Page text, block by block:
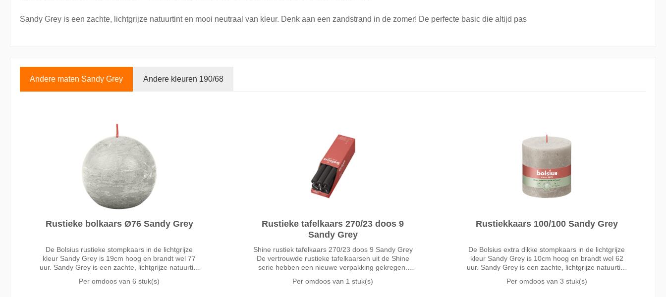
Sandy Grey is een zachte, lichtgrijze natuurtint en mooi neutraal van kleur. Denk aan een zandstrand in de zomer! De perfecte basic die altijd pas
Andere maten Sandy Grey Andere kleuren 190/68
Rustieke bolkaars Ø76 Sandy Grey
De Bolsius rustieke stompkaars in de lichtgrijze
kleur Sandy Grey is 19cm hoog en brandt wel 77
uur. Sandy Grey is een zachte, lichtgrijze natuurtint
zandstrand in de zomer! De perfecte basic die altijd
Per omdoos van6 stuk(s)
Rustieke tafelkaars 270/23 doos 9
Sandy Grey
Shine rustiek tafelkaars 270/23 doos 9 Sandy Grey
De vertrouwde rustieke tafelkaarsen uit de Shine
serie hebben een nieuwe verpakking gekregen.
schapruimte. Meer keuze betek
Per omdoos van 1 stuk(s)
Rustiekkaars 100/100 Sandy Grey
De Bolsius extra dikke stompkaars in de lichtgrijze
kleur Sandy Grey is 10cm hoog en brandt wel 62
uur. Sandy Grey is een zachte, lichtgrijze natuurtint
zandstrand in de zomer! De perfecte basic die altijd
Per omdoos van 3 stuk(s)